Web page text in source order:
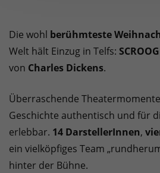
Die wohl berühmteste
Welt hält Einzug in Telfs:
von Charles Dickens.
Überraschende
Geschichte authentisch und für
erlebbar. 14 DarstellerInnen,
ein vielköpfiges Team
hinter der Bühne.